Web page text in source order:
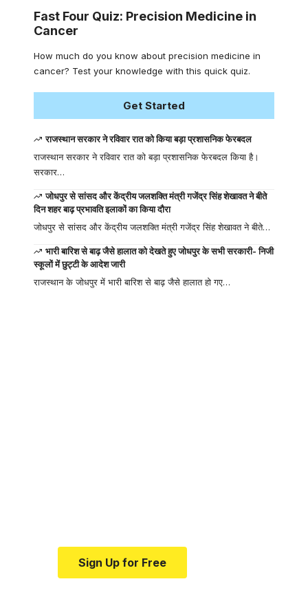
Fast Four Quiz: Precision Medicine in
Cancer
How much do you know about precision medicine in
cancer? Test your knowledge with this quick quiz.
Get Started
राजस्थान सरकार ने रविवार रात को किया बड़ा प्रशासनिक फेरबदल
राजस्थान सरकार ने रविवार रात को बड़ा प्रशासनिक फेरबदल किया है।
सरकार…
जोधपुर से सांसद और केंद्रीय जलशक्ति मंत्री गजेंद्र सिंह शेखावत ने बीते
दिन शहर बाढ़ प्रभावति इलाकों का किया दौरा
जोधपुर से सांसद और केंद्रीय जलशक्ति मंत्री गजेंद्र सिंह शेखावत ने बीते…
भारी बारिश से बाढ़ जैसे हालात को देखते हुए जोधपुर के सभी सरकारी- निजी
स्कूलों में छुट्टी के आदेश जारी
राजस्थान के जोधपुर में भारी बारिश से बाढ़ जैसे हालात हो गए…
Sign Up for Free